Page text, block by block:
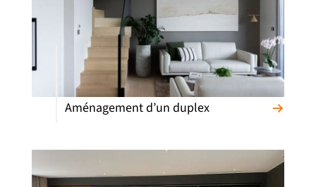
Aménagement d’un duplex